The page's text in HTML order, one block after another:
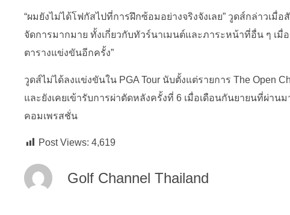
“ผมยังไม่ได้โฟกัสไปที่การฝึกซ้อมอย่างจริงจังเลย” วูดส์กล่าวเมื่
จัดการมากมาย ทั้งเกี่ยวกับทัวร์นาเมนต์และภาระหน้าที่อื่น ๆ เมื่
ตารางแข่งขันอีกครั้ง”
วูดส์ไม่ได้ลงแข่งขันใน PGA Tour นับตั้งแต่รายการ The Open
และยังเคยเข้ารับการผ่าตัดหลังครั้งที่ 6 เมื่อเดือนกันยายนที่ผ่าน
คอมเพรสชั่น
Post Views: 4,619
Golf Channel Thailand